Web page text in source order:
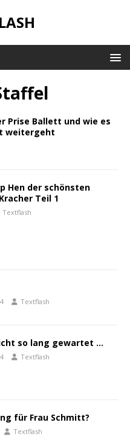
Prise Ballett und wie es
weitergeht
Hen der schönsten
Teil 1
Textflash
Textflash
so lang gewartet …
Textflash
für Frau Schmitt?
Textflash